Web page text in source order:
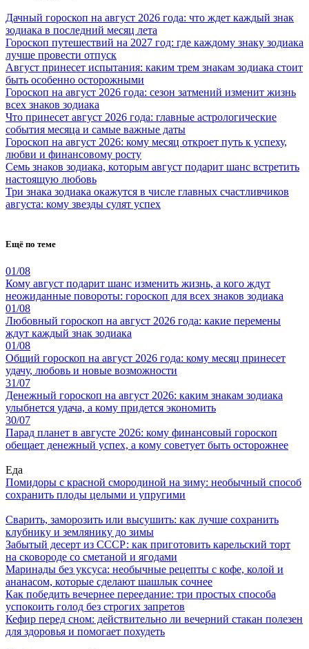
Дачный гороскоп на август 2026 года: что ждет каждый знак
зодиака в последний месяц лета
Гороскоп путешествий на 2027 год: где каждому знаку зодиака
лучше провести отпуск
Август принесет испытания: каким трем знакам зодиака стоит
быть особенно осторожными
Гороскоп на август 2026 года: сезон затмений изменит жизнь
всех знаков зодиака
Что принесет август 2026 года: главные астрологические
события месяца и самые важные даты
Гороскоп на август 2026: кому месяц откроет путь к успеху,
любви и финансовому росту
Семь знаков зодиака, которым август подарит шанс встретить
настоящую любовь
Три знака зодиака окажутся в числе главных счастливчиков
августа: кому звезды сулят успех
Ещё по теме
01/08
Кому август подарит шанс изменить жизнь, а кого ждут
неожиданные повороты: гороскоп для всех знаков зодиака
01/08
Любовный гороскоп на август 2026 года: какие перемены
ждут каждый знак зодиака
01/08
Общий гороскоп на август 2026 года: кому месяц принесет
удачу, любовь и новые возможности
31/07
Денежный гороскоп на август 2026: каким знакам зодиака
улыбнется удача, а кому придется экономить
30/07
Парад планет в августе 2026: кому финансовый гороскоп
обещает денежный успех, а кому советует быть осторожнее
Еда
Помидоры с красной смородиной на зиму: необычный способ
сохранить плоды целыми и упругими
Сварить, заморозить или высушить: как лучше сохранить
клубнику и землянику до зимы
Забытый десерт из СССР: как приготовить карельский торт
на сковороде со сметаной и ягодами
Маринады без уксуса: необычные рецепты с кофе, колой и
ананасом, которые сделают шашлык сочнее
Как победить вечернее переедание: три простых способа
успокоить голод без строгих запретов
Кефир перед сном: действительно ли вечерний стакан полезен
для здоровья и помогает похудеть